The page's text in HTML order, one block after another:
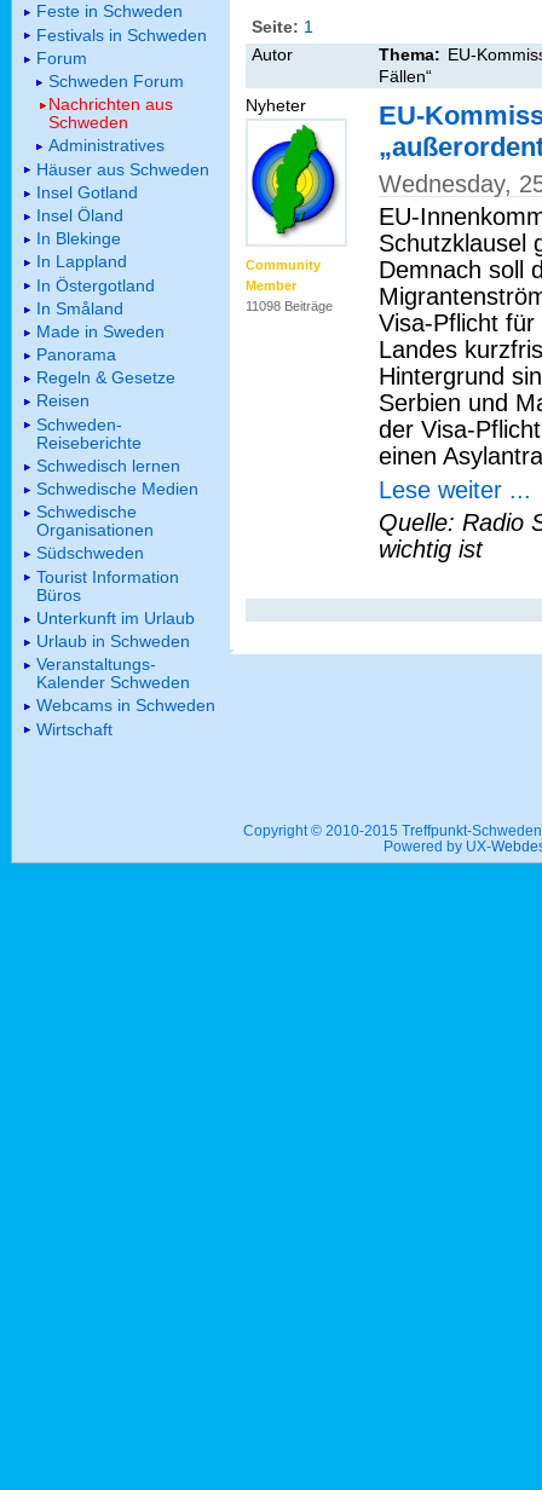
Seite: 1
Autor
Thema: EU-
Fällen“
Nyheter
Community
Member
11098 Beiträge
EU-
Wednesday,
EU-
Schutzklausel
Demnach soll
Visa-Pflicht
Landes
Hintergrund
Serbien und
der Visa-
einen
Lese weiter ...
Quelle: Radio
wichtig ist
Feste in Schweden
Festivals in Schweden
Forum
Schweden Forum
Nachrichten aus
Schweden
Administratives
Häuser aus Schweden
Insel Gotland
Insel Öland
In Blekinge
In Lappland
In Östergotland
In Småland
Made in Sweden
Panorama
Regeln & Gesetze
Reisen
Schweden-
Reiseberichte
Schwedisch lernen
Schwedische Medien
Schwedische
Organisationen
Südschweden
Tourist Information
Büros
Unterkunft im Urlaub
Urlaub in Schweden
Veranstaltungs-
Kalender Schweden
Webcams in Schweden
Wirtschaft
Copyright © 2010-2015 Treffpunkt-
Powered by UX-